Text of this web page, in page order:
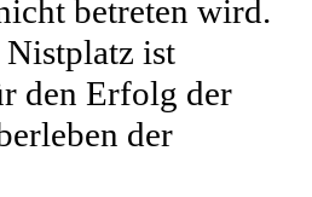
betreten wird.
ist
den Erfolg der
der